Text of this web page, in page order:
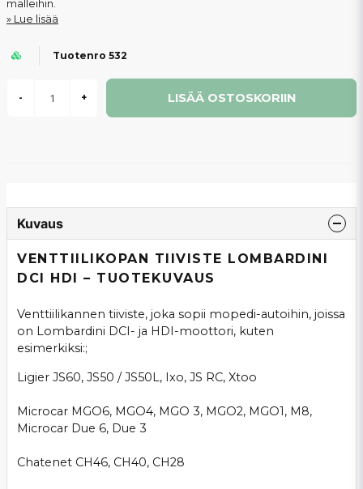
malleihin.
Lue lisää
Tuotenro 532
- + LISÄÄ OSTOSKORIIN
Kuvaus
VENTTIILIKOPAN TIIVISTE LOMBARDINI
DCI HDI – TUOTEKUVAUS
Venttiilikannen tiiviste, joka sopii mopedi-autoihin, joissa
on Lombardini DCI- ja HDI-moottori, kuten
esimerkiksi:;
Ligier JS60, JS50 / JS50L, Ixo, JS RC, Xtoo
Microcar MGO6, MGO4, MGO 3, MGO2, MGO1, M8,
Microcar Due 6, Due 3
Chatenet CH46, CH40, CH28